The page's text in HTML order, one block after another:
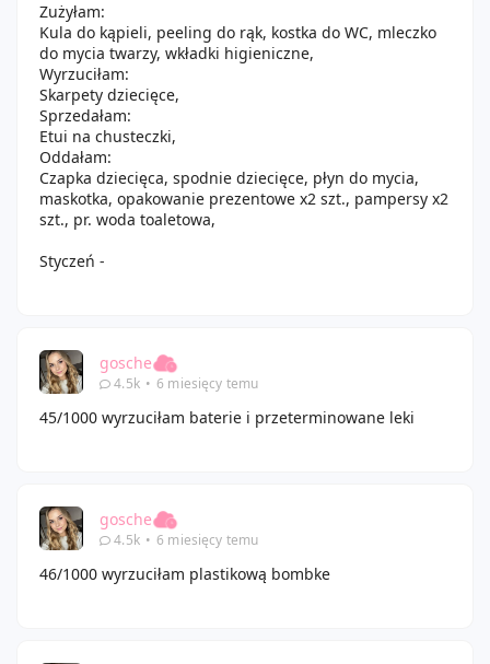
Zużyłam:
Kula do kąpieli, peeling do rąk, kostka do WC, mleczko
do mycia twarzy, wkładki higieniczne,
Wyrzuciłam:
Skarpety dziecięce,
Sprzedałam:
Etui na chusteczki,
Oddałam:
Czapka dziecięca, spodnie dziecięce, płyn do mycia,
maskotka, opakowanie prezentowe x2 szt., pampersy x2
szt., pr. woda toaletowa,
Styczeń -
gosche
4.5k • 6 miesięcy temu
45/1000 wyrzuciłam baterie i przeterminowane leki
gosche
4.5k • 6 miesięcy temu
46/1000 wyrzuciłam plastikową bombke